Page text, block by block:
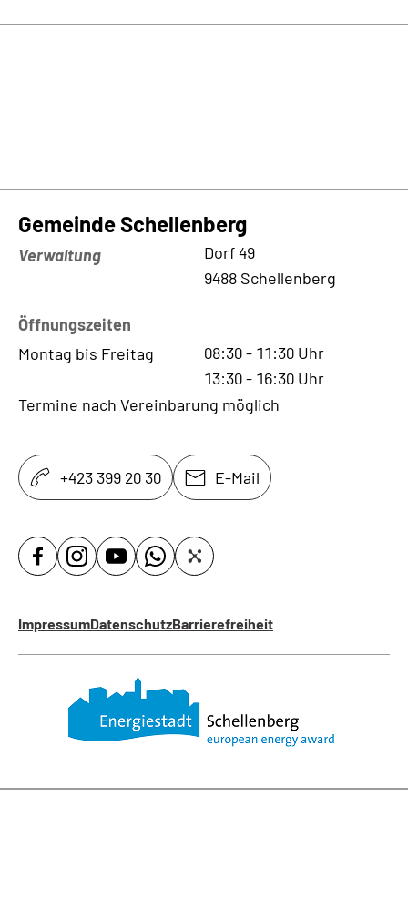
Gemeinde Schellenberg
Verwaltung
Dorf 49
9488 Schellenberg
Öffnungszeiten
Montag bis Freitag
08:30- 11:30 Uhr
13:30- 16:30 Uhr
Termine nach Vereinbarung möglich
+423 399 20 30 E-Mail
ImpressumDatenschutzBarrierefreiheit